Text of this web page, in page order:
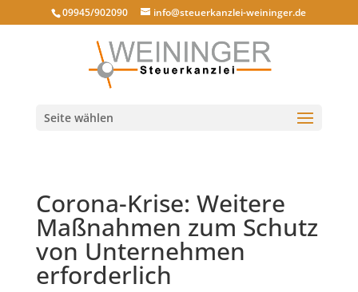
09945/902090 info@steuerkanzlei-weininger.de
Seite wählen
Corona-Krise: Weitere
Maßnahmen zum Schutz
von Unternehmen
erforderlich